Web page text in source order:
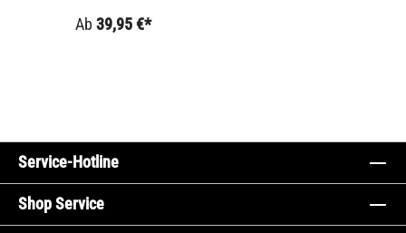
Ab 39,95 €*
Service-Hotline
Shop Service